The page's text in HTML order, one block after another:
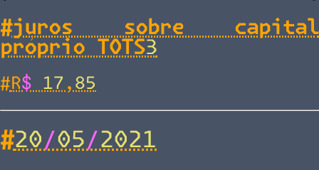
#juros sobre capital
próprio TOTS3
# R$ 17,85
#20/05/2021